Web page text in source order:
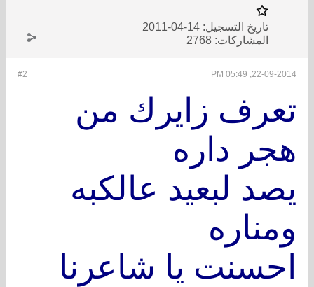
تاريخ التسجيل: 14-04-2011
المشاركات: 2768
#2 22-09-2014, 05:49 PM
تعرف زايرك من
هجر داره
يصد لبعيد عالكبه
ومناره
احسنت يا شاعرنا